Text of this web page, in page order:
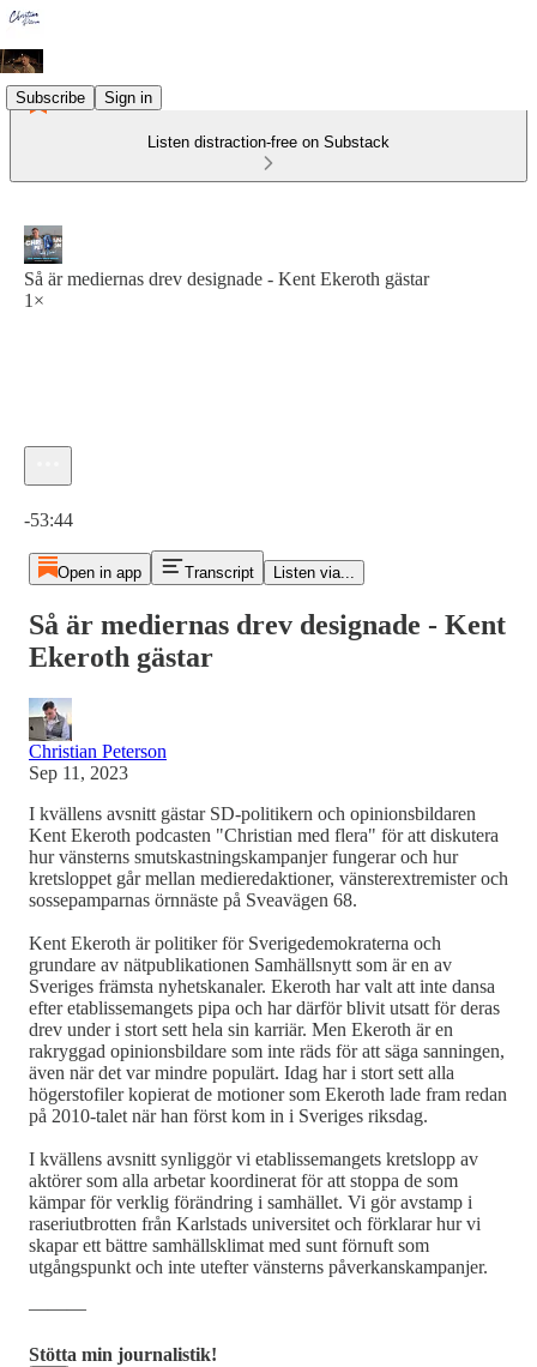
Subscribe Sign in
Listen distraction-free on Substack
Så är mediernas drev designade - Kent Ekeroth gästar
1×
-53:44
Open in app Transcript Listen via...
Så är mediernas drev designade - Kent
Ekeroth gästar
Christian Peterson
Sep 11, 2023
I kvällens avsnitt gästar SD-politikern och opinionsbildaren
Kent Ekeroth podcasten "Christian med flera" för att diskutera
hur vänsterns smutskastningskampanjer fungerar och hur
kretsloppet går mellan medieredaktioner, vänsterextremister och
sossepamparnas örnnäste på Sveavägen 68.
Kent Ekeroth är politiker för Sverigedemokraterna och
grundare av nätpublikationen Samhällsnytt som är en av
Sveriges främsta nyhetskanaler. Ekeroth har valt att inte dansa
efter etablissemangets pipa och har därför blivit utsatt för deras
drev under i stort sett hela sin karriär. Men Ekeroth är en
rakryggad opinionsbildare som inte räds för att säga sanningen,
även när det var mindre populärt. Idag har i stort sett alla
högerstofiler kopierat de motioner som Ekeroth lade fram redan
på 2010-talet när han först kom in i Sveriges riksdag.
I kvällens avsnitt synliggör vi etablissemangets kretslopp av
aktörer som alla arbetar koordinerat för att stoppa de som
kämpar för verklig förändring i samhället. Vi gör avstamp i
raseriutbrotten från Karlstads universitet och förklarar hur vi
skapar ett bättre samhällsklimat med sunt förnuft som
utgångspunkt och inte utefter vänsterns påverkanskampanjer.
―――
Stötta min journalistik!